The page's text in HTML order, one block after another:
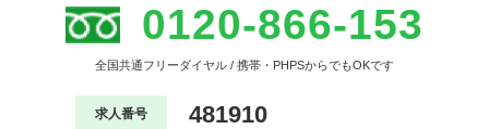
0120-866-153
全国共通フリーダイヤル / 携帯・PHPSからでもOKです
求人番号 481910